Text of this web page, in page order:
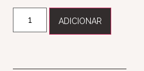
ADICIONAR